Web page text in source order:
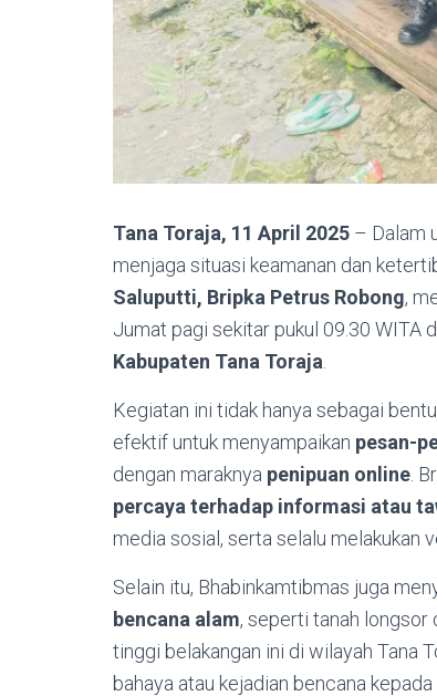
Tana Toraja, 11 April 2025 – Dalam
menjaga situasi keamanan dan
Saluputti, Bripka Petrus Robong,
Jumat pagi sekitar pukul 09.30 WITA
Kabupaten Tana Toraja
Kegiatan ini tidak hanya sebagai
efektif untuk menyampaikan pesan-
dengan maraknya penipuan online .
percaya terhadap informasi atau
media sosial, serta selalu melakukan
Selain itu, Bhabinkamtibmas juga
bencana alam, seperti tanah longsor
tinggi belakangan ini di wilayah Tana
bahaya atau kejadian bencana